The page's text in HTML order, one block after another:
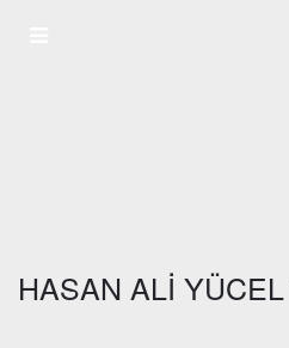
HASAN ALİ